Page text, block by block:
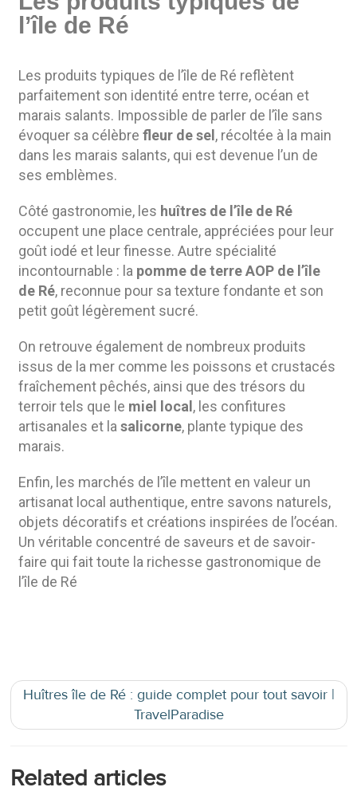
l’île de Ré
Les produits typiques de l’île de Ré reflètent
parfaitement son identité entre terre, océan et
marais salants. Impossible de parler de l’île sans
évoquer sa célèbre fleur de sel , récoltée à la main
dans les marais salants, qui est devenue l’un de
ses emblèmes.
Côté gastronomie, les huîtres de l’île de Ré
occupent une place centrale, appréciées pour leur
goût iodé et leur finesse. Autre spécialité
incontournable : la pomme de terre AOP de l’île
de Ré, reconnue pour sa texture fondante et son
petit goût légèrement sucré.
On retrouve également de nombreux produits
issus de la mer comme les poissons et crustacés
fraîchement pêchés, ainsi que des trésors du
terroir tels que le miel local , les confitures
artisanales et la salicorne, plante typique des
marais.
Enfin, les marchés de l’île mettent en valeur un
artisanat local authentique, entre savons naturels,
objets décoratifs et créations inspirées de l’océan.
Un véritable concentré de saveurs et de savoir-
faire qui fait toute la richesse gastronomique de
l’île de Ré
Huîtres île de Ré : guide complet pour tout savoir |
TravelParadise
Related articles